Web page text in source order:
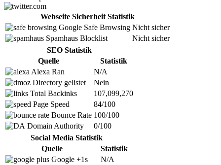
Webseite Sicherheit Statistik
Google Safe Browsing Nicht sicher
Spamhaus Blocklist
Nicht sicher
SEO Statistik
Quelle
Statistik
Alexa Ran
N/A
Directory gelistet
Nein
Total Backinks
107,099,270
Page Speed
84/100
Bounce Rate 100/100
Domain Authority
0/100
Social Media Statistik
Quelle
Statistik
Google +1s
N/A